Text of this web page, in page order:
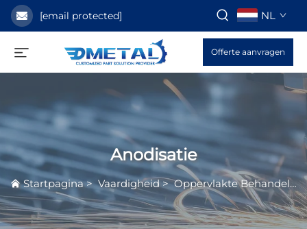
[email protected] NL
Offerte aanvragen
Anodisatie
Startpagina>Vaardigheid>Oppervlakte Behandelingsservice